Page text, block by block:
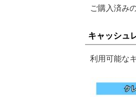
ご購入済み
キャッシュ
利用可能な